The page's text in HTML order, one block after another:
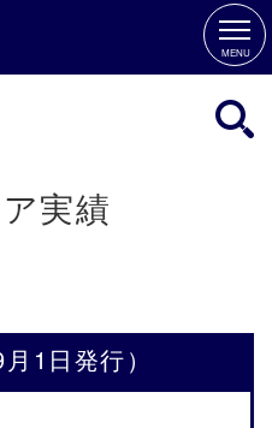
MENU
実績
1日発行）